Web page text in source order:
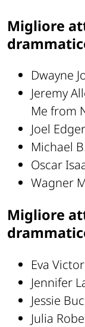
Migliore
Dwayne
Jeremy
Me from
Joel
Michael
Oscar
Wagner
Migliore
Eva
Jennifer
Jessie
Julia